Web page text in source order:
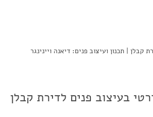
קבלן | תכנון ועיצוב פנים: דיאנה ויינינגר
בעיצוב פנים לדירת קבלן